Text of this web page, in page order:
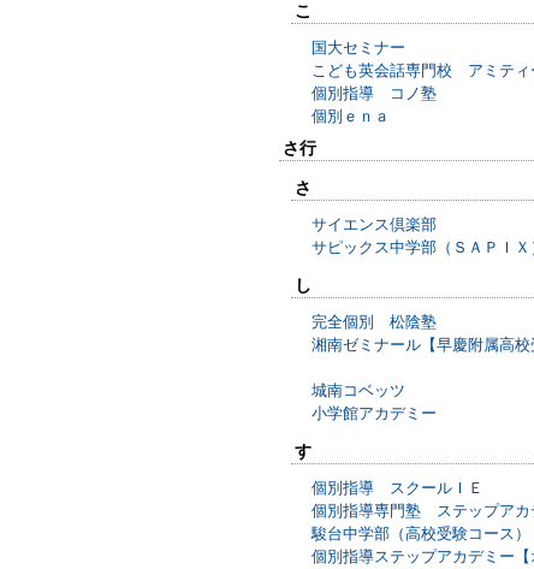
こ
国大セミナー
こども英会話専門校 アミティ
個別指導 コノ塾
個別ｅｎａ
さ行
さ
サイエンス倶楽部
サピックス中学部（ＳＡＰＩＸ
し
完全個別 松陰塾
湘南ゼミナール【早慶附属高校
城南コベッツ
小学館アカデミー
す
個別指導 スクールＩＥ
個別指導専門塾 ステップアカ
駿台中学部（高校受験コース）
個別指導ステップアカデミー【